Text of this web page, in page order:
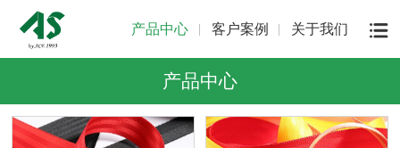
产品中心 客户案例 关于我们
产品中心